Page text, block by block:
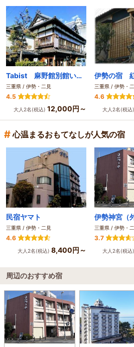
Tabist 麻野館別館いろは 伊勢
三重県 / 伊勢・二見
4.5
大人2名(税込) 12,000円～
伊勢の宿
三重県 / 伊勢・
4.6
大人2名(税込)
# 心温まるおもてなしが人気の宿
民宿ヤマト
三重県 / 伊勢・二見
4.6
大人2名(税込) 8,400円～
三重県 / 伊勢・
3.7
大人2名(税込)
周辺のおすすめ宿